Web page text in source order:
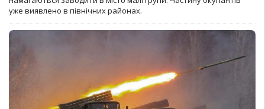
уже виявлено в північних районах.